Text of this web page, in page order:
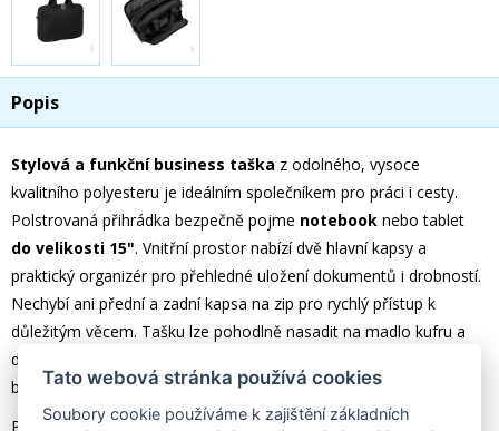
Popis
Stylová a funkční business taška z odolného, vysoce
kvalitního polyesteru je ideálním společníkem pro práci i cesty.
Polstrovaná přihrádka bezpečně pojme notebook nebo tablet
do velikosti 15". Vnitřní prostor nabízí dvě hlavní kapsy a
praktický organizér pro přehledné uložení dokumentů i drobností.
Nechybí ani přední a zadní kapsa na zip pro rychlý přístup k
důležitým věcem. Tašku lze pohodlně nasadit na madlo kufru a
díky nastavitelnému ramennímu popruhu se pohodlně nosí i
během delších cest.p
Popis produktu:
Tato webová stránka používá cookies
Soubory cookie používáme k zajištění základních